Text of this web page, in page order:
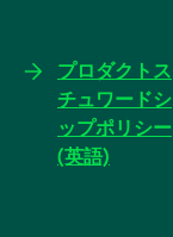
プロダクトス
チュワードシ
ップポリシー
(英語)